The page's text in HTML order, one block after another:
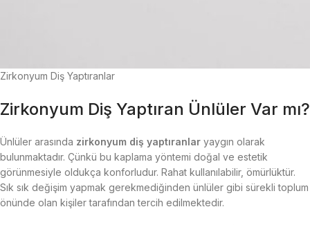
Zirkonyum Diş Yaptıranlar
Zirkonyum Diş Yaptıran Ünlüler Var mı?
Ünlüler arasında zirkonyum diş yaptıranlar yaygın olarak
bulunmaktadır. Çünkü bu kaplama yöntemi doğal ve estetik
görünmesiyle oldukça konforludur. Rahat kullanılabilir, ömürlüktür.
Sık sık değişim yapmak gerekmediğinden ünlüler gibi sürekli toplum
önünde olan kişiler tarafından tercih edilmektedir.